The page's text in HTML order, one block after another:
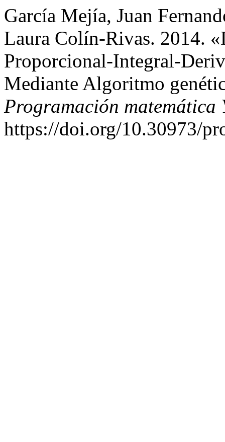
García Mejía, Juan
Laura Colín-Rivas. 2014.
Proporcional-Integral-
Mediante Algoritmo
Programación matemática
https://doi.org/10.30973/